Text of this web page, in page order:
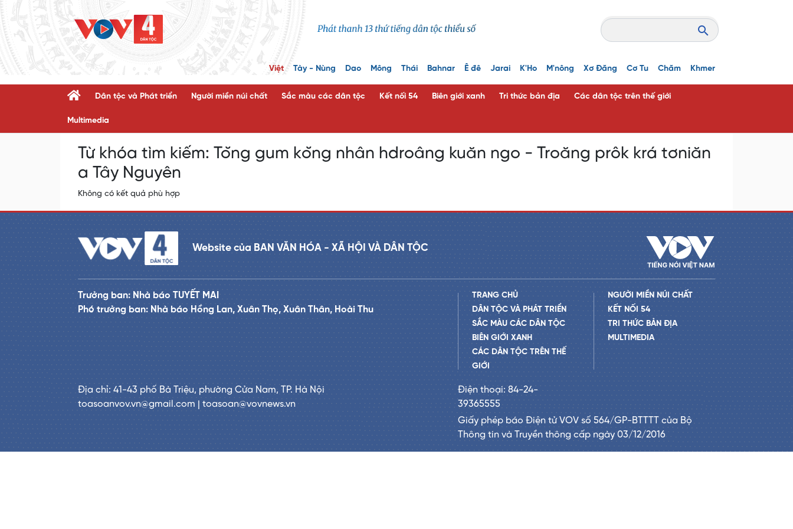
Việt Tày - Nùng Dao Mông Thái Bahnar Ê đê Jarai K'Ho M'nông Xơ Đăng Cơ Tu Chăm Khmer
Dân tộc và Phát triển Người miền núi chất Sắc màu các dân tộc Kết nối 54 Biên giới xanh Tri thức bản địa Các dân tộc trên thế giới
Multimedia
Từ khóa tìm kiếm: Tŏng gum kŏng nhân hdroâng kuăn ngo - Troăng prôk krá tơniăn
a Tây Nguyên
Không có kết quả phù hợp
Website của BAN VĂN HÓA - XÃ HỘI VÀ DÂN TỘC
Trưởng ban: Nhà báo TUYẾT MAI
Phó trưởng ban: Nhà báo Hồng Lan, Xuân Thọ, Xuân Thân, Hoài Thu
TRANG CHỦ
DÂN TỘC VÀ PHÁT TRIỂN
SẮC MÀU CÁC DÂN TỘC
BIÊN GIỚI XANH
CÁC DÂN TỘC TRÊN THẾ
GIỚI
NGƯỜI MIỀN NÚI CHẤT
KẾT NỐI 54
TRI THỨC BẢN ĐỊA
MULTIMEDIA
Địa chỉ: 41-43 phố Bà Triệu, phường Cửa Nam, TP. Hà Nội
toasoanvov.vn@gmail.com | toasoan@vovnews.vn
Điện thoại: 84-24-
39365555
Giấy phép báo Điện tử VOV số 564/GP-BTTTT của Bộ
Thông tin và Truyền thông cấp ngày 03/12/2016